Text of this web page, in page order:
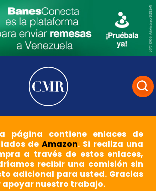
página contiene enlaces de
deAmazon. Si realiza una
a través de estos enlaces,
recibir una comisión sin
adicional para usted. Gracias
apoyar nuestro trabajo.